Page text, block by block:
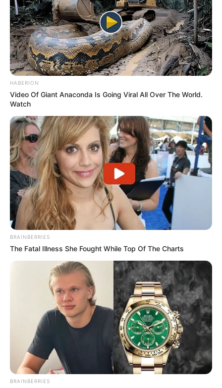
Navigation
des
articles
←PRIX LAMPETIA PRONOSTIC
QUINTE PMU 01-09-2023
PRIX V AND B PRONOSTIC
QUINTE PMU 04-09-2023
HABERION
Video Of Giant Anaconda Is Going Viral All Over The World.
Watch
BRAINBERRIES
The Fatal Illness She Fought While Top Of The Charts
BRAINBERRIES